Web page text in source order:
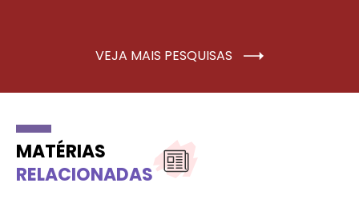
VEJA MAIS PESQUISAS
MATÉRIAS
RELACIONADAS